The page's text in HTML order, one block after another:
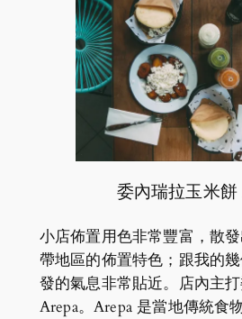
委內瑞拉玉米餅
小店佈置用色非常豐富，散
帶地區的佈置特色；跟我的
發的氣息非常貼近。店內主
Arepa。Arepa 是當地傳統食